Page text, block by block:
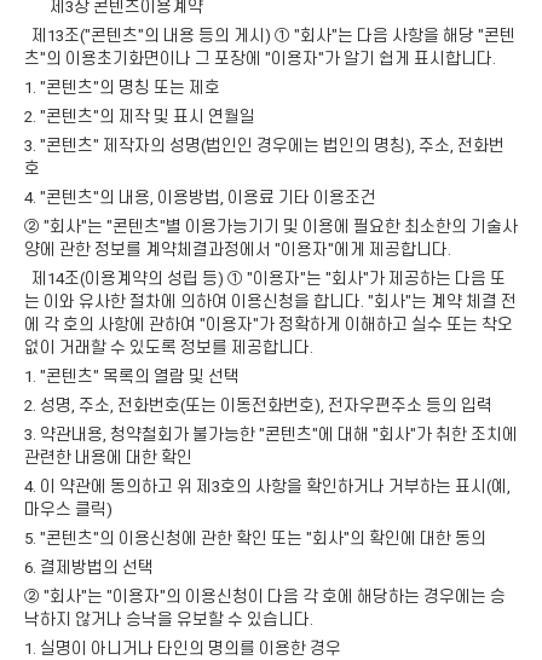
제3장 콘텐츠이용계약
제13조("콘텐츠"의 내용 등의 게시) ① "회사"는 다음 사항을 해당 "콘텐
츠"의 이용초기화면이나 그 포장에 "이용자"가 알기 쉽게 표시합니다.
1. "콘텐츠"의 명칭 또는 제호
2. "콘텐츠"의 제작 및 표시 연월일
3. "콘텐츠" 제작자의 성명(법인인 경우에는 법인의 명칭), 주소, 전화번
호
4. "콘텐츠"의 내용, 이용방법, 이용료 기타 이용조건
② "회사"는 "콘텐츠"별 이용가능기기 및 이용에 필요한 최소한의 기술사
양에 관한 정보를 계약체결과정에서 "이용자"에게 제공합니다.
제14조(이용계약의 성립 등) ① "이용자"는 "회사"가 제공하는 다음 또
는 이와 유사한 절차에 의하여 이용신청을 합니다. "회사"는 계약 체결 전
에 각 호의 사항에 관하여 "이용자"가 정확하게 이해하고 실수 또는 착오
없이 거래할 수 있도록 정보를 제공합니다.
1. "콘텐츠" 목록의 열람 및 선택
2. 성명, 주소, 전화번호(또는 이동전화번호), 전자우편주소 등의 입력
3. 약관내용, 청약철회가 불가능한 "콘텐츠"에 대해 "회사"가 취한 조치에
관련한 내용에 대한 확인
4. 이 약관에 동의하고 위 제3호의 사항을 확인하거나 거부하는 표시(예,
마우스 클릭)
5. "콘텐츠"의 이용신청에 관한 확인 또는 "회사"의 확인에 대한 동의
6. 결제방법의 선택
② "회사"는 "이용자"의 이용신청이 다음 각 호에 해당하는 경우에는 승
낙하지 않거나 승낙을 유보할 수 있습니다.
1. 실명이 아니거나 타인의 명의를 이용한 경우